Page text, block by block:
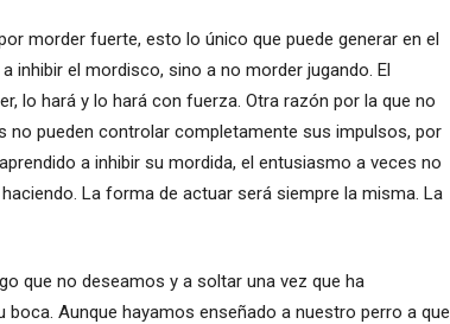
morder fuerte, esto lo único que puede generar en el
inhibir el mordisco, sino a no morder jugando. El
lo hará y lo hará con fuerza. Otra razón por la que no
pueden controlar completamente sus impulsos, por
a inhibir su mordida, el entusiasmo a veces no
La forma de actuar será siempre la misma. La
que no deseamos y a soltar una vez que ha
Aunque hayamos enseñado a nuestro perro a que